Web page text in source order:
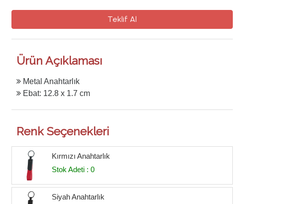
Teklif Al
Ürün Açıklaması
Metal Anahtarlık
Ebat: 12.8 x 1.7 cm
Renk Seçenekleri
Kırmızı Anahtarlık
Stok Adeti : 0
Siyah Anahtarlık